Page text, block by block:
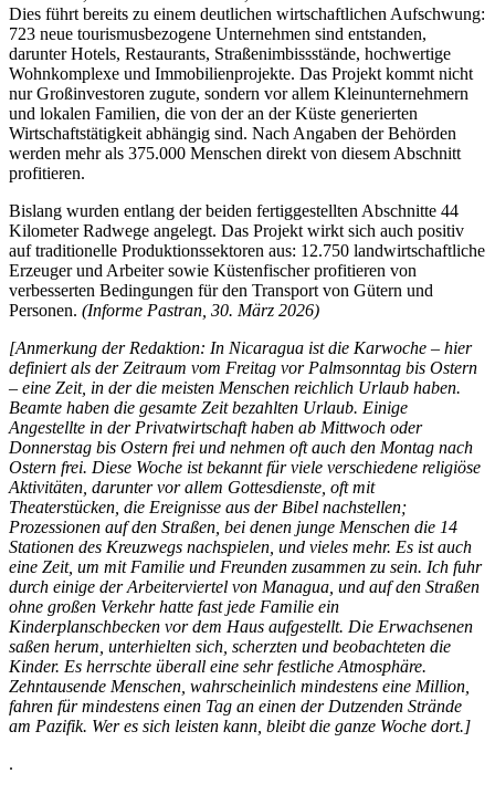
Dies führt bereits zu einem deutlichen wirtschaftlichen Aufschwung:
723 neue tourismusbezogene Unternehmen sind entstanden,
darunter Hotels, Restaurants, Straßenimbissstände, hochwertige
Wohnkomplexe und Immobilienprojekte. Das Projekt kommt nicht
nur Großinvestoren zugute, sondern vor allem Kleinunternehmern
und lokalen Familien, die von der an der Küste generierten
Wirtschaftstätigkeit abhängig sind. Nach Angaben der Behörden
werden mehr als 375.000 Menschen direkt von diesem Abschnitt
profitieren.
Bislang wurden entlang der beiden fertiggestellten Abschnitte 44
Kilometer Radwege angelegt. Das Projekt wirkt sich auch positiv
auf traditionelle Produktionssektoren aus: 12.750 landwirtschaftliche
Erzeuger und Arbeiter sowie Küstenfischer profitieren von
verbesserten Bedingungen für den Transport von Gütern und
Personen. (Informe Pastran, 30. März 2026)
[Anmerkung der Redaktion: In Nicaragua ist die Karwoche – hier
definiert als der Zeitraum vom Freitag vor Palmsonntag bis Ostern
– eine Zeit, in der die meisten Menschen reichlich Urlaub haben.
Beamte haben die gesamte Zeit bezahlten Urlaub. Einige
Angestellte in der Privatwirtschaft haben ab Mittwoch oder
Donnerstag bis Ostern frei und nehmen oft auch den Montag nach
Ostern frei. Diese Woche ist bekannt für viele verschiedene religiöse
Aktivitäten, darunter vor allem Gottesdienste, oft mit
Theaterstücken, die Ereignisse aus der Bibel nachstellen;
Prozessionen auf den Straßen, bei denen junge Menschen die 14
Stationen des Kreuzwegs nachspielen, und vieles mehr. Es ist auch
eine Zeit, um mit Familie und Freunden zusammen zu sein. Ich fuhr
durch einige der Arbeiterviertel von Managua, und auf den Straßen
ohne großen Verkehr hatte fast jede Familie ein
Kinderplanschbecken vor dem Haus aufgestellt. Die Erwachsenen
saßen herum, unterhielten sich, scherzten und beobachteten die
Kinder. Es herrschte überall eine sehr festliche Atmosphäre.
Zehntausende Menschen, wahrscheinlich mindestens eine Million,
fahren für mindestens einen Tag an einen der Dutzenden Strände
am Pazifik. Wer es sich leisten kann, bleibt die ganze Woche dort.]
.